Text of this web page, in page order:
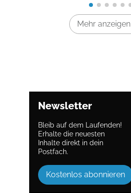
Mehr anzeigen
Newsletter
Bleib auf dem Laufenden!
Erhalte die neuesten
Inhalte direkt in dein
Postfach.
Kostenlos abonnieren